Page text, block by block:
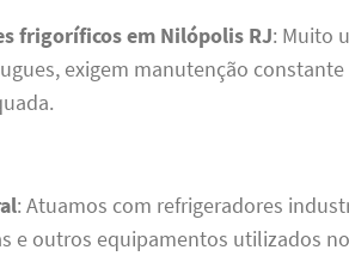
frigoríficos em Nilópolis RJ: Muito
exigem manutenção
: Atuamos com refrigeradores
e outros equipamentos utilizados